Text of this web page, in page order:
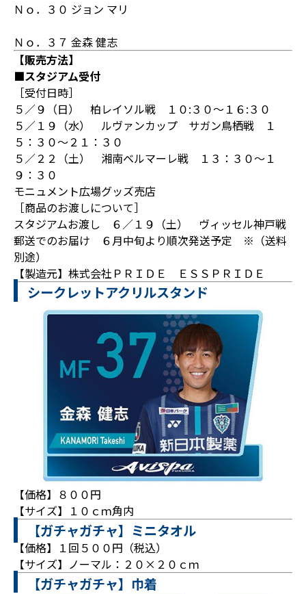
Ｎｏ．３０ ジョン マリ
Ｎｏ．３７ 金森 健志
【販売方法】
■スタジアム受付
［受付日時］
５／９（日） 柏レイソル戦 １０:３０～１６:３０
５／１９（水） ルヴァンカップ サガン鳥栖戦 １
５：３０～２１：３０
５／２２（土） 湘南ベルマーレ戦 １３：３０～１
９：３０
モニュメント広場グッズ売店
［商品のお渡しについて］
スタジアムお渡し ６／１９（土） ヴィッセル神戸戦
郵送でのお届け ６月中旬より順次発送予定 ※（送料
別途）
【製造元】株式会社ＰＲＩＤＥ ＥＳＳＰＲＩＤＥ
シークレットアクリルスタンド
【価格】８００円
【サイズ】１０ｃｍ角内
【ガチャガチャ】ミニタオル
【価格】１回５００円（税込）
【サイズ】ノーマル：２０×２０ｃｍ
【ガチャガチャ】巾着